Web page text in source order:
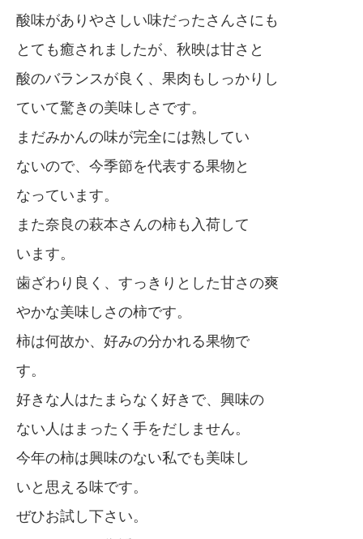
酸味がありやさしい味だったさんさにも
とても癒されましたが、秋映は甘さと
酸のバランスが良く、果肉もしっかりし
ていて驚きの美味しさです。
まだみかんの味が完全には熟してい
ないので、今季節を代表する果物と
なっています。
また奈良の萩本さんの柿も入荷して
います。
歯ざわり良く、すっきりとした甘さの爽
やかな美味しさの柿です。
柿は何故か、好みの分かれる果物で
す。
好きな人はたまらなく好きで、興味の
ない人はまったく手をだしません。
今年の柿は興味のない私でも美味し
いと思える味です。
ぜひお試し下さい。